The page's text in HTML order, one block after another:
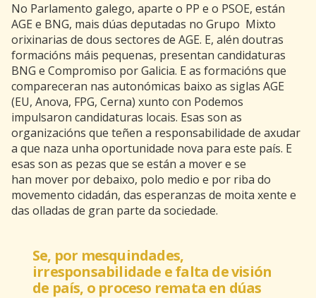
No Parlamento galego, aparte o PP e o PSOE, están
AGE e BNG, mais dúas deputadas no Grupo Mixto
orixinarias de dous sectores de AGE. E, alén doutras
formacións máis pequenas, presentan candidaturas
BNG e Compromiso por Galicia. E as formacións que
compareceran nas autonómicas baixo as siglas AGE
(EU, Anova, FPG, Cerna) xunto con Podemos
impulsaron candidaturas locais. Esas son as
organizacións que teñen a responsabilidade de axudar
a que naza unha oportunidade nova para este país. E
esas son as pezas que se están a mover e se
han mover por debaixo, polo medio e por riba do
movemento cidadán, das esperanzas de moita xente e
das olladas de gran parte da sociedade.
Se, por mesquindades,
irresponsabilidade e falta de visión
de país, o proceso remata en dúas